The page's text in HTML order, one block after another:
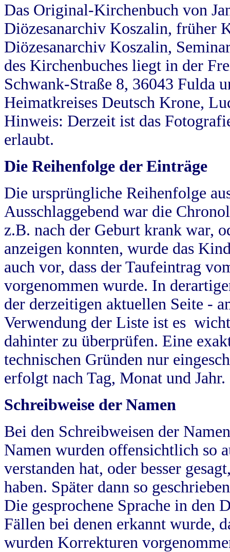
Das Original-Kirchenbuch von
Diözesanarchiv Koszalin, früher
Diözesanarchiv Koszalin,
des Kirchenbuches liegt in der
Schwank-Straße 8, 36043 Fulda
Heimatkreises Deutsch Krone,
Hinweis: Derzeit ist das
erlaubt.
Die Reihenfolge der Einträge
Die ursprüngliche Reihenfolge
Ausschlaggebend war die
z.B. nach der Geburt krank war,
anzeigen konnten, wurde das
auch vor, dass der Taufeintrag
vorgenommen wurde. In
der derzeitigen aktuellen Seite -
Verwendung der Liste ist es
dahinter zu überprüfen. Eine
technischen Gründen nur
erfolgt nach Tag, Monat und Jahr.
Schreibweise der Namen
Bei den Schreibweisen der
Namen wurden offensichtlich so
verstanden hat, oder besser
haben. Später dann so
Die gesprochene Sprache in
Fällen bei denen erkannt wurde,
wurden Korrekturen